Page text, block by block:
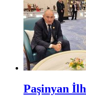
Paşinyan